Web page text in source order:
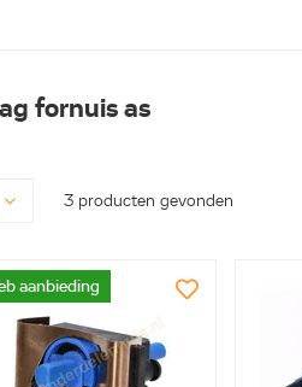
fornuis as
3 producten gevonden
aanbieding